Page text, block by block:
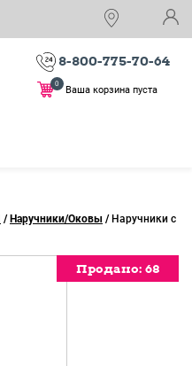
8-800-775-70-64
Ваша корзина пуста
0
/ Наручники/Оковы / Наручники с
Продано: 68
Продано: 68
Продано: 68
Продано: 68
Продано: 68